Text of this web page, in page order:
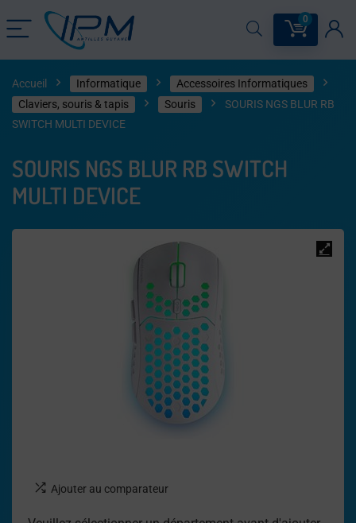
0
Accueil Informatique
Accessoires Informatiques
Claviers, souris & tapis​
Souris
SOURIS NGS BLUR RB
SWITCH MULTI DEVICE
SOURIS NGS BLUR RB SWITCH
MULTI DEVICE
Ajouter au comparateur